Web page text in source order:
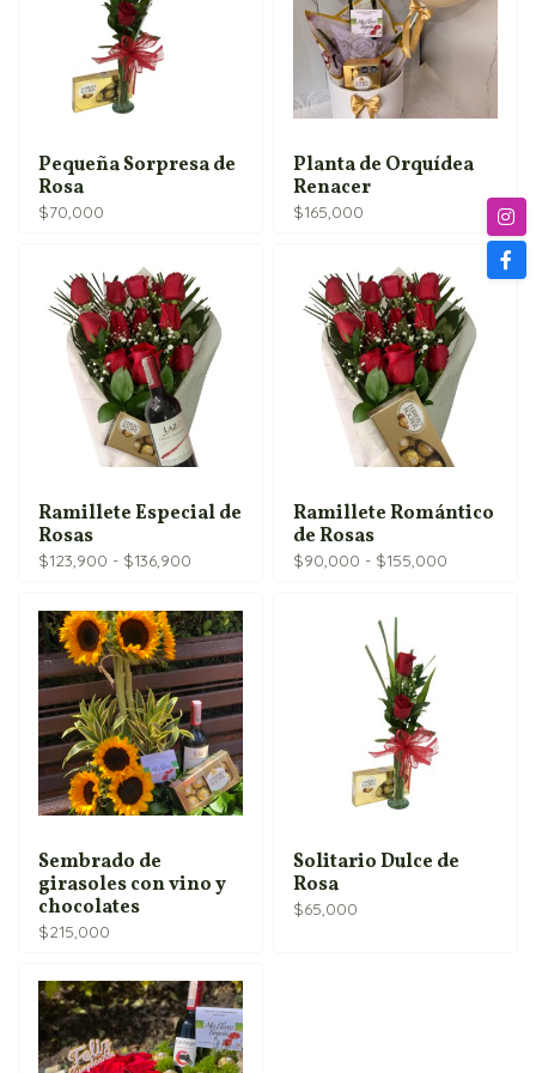
Pequeña Sorpresa de
Rosa
$70,000
Planta de Orquídea
Renacer
$165,000
Ramillete Especial de
Rosas
$123,900 - $136,900
precios:
desde
$123,900
hasta
$136,900
Ramillete Romántico
de Rosas
$90,000 - $155,000
Sembrado de
girasoles con vino y
chocolates
$215,000
Solitario Dulce de
Rosa
$65,000